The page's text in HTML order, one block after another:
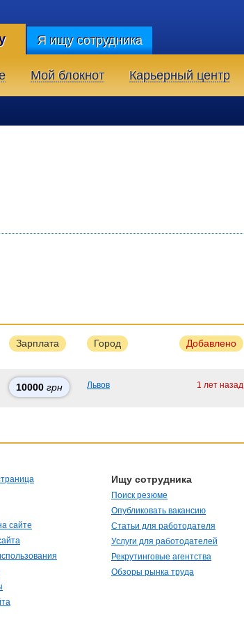
Я ищу сотрудника
Мой блокнот Карьерный центр
Зарплата Город Добавлено
10000 грн Львов 1 лет назад
сайте
Ищу сотрудника
Поиск резюме
Опубликовать вакансию
Статьи для работодателя
Услуги для работодателей
Рекрутинговые агентства
Обзоры рынка труда